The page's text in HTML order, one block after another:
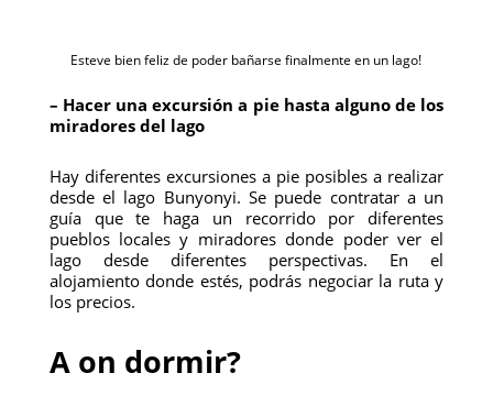
Esteve bien feliz de poder bañarse finalmente en un lago!
– Hacer una excursión a pie hasta alguno de los
miradores del lago
Hay diferentes excursiones a pie posibles a realizar
desde el lago Bunyonyi. Se puede contratar a un
guía que te haga un recorrido por diferentes
pueblos locales y miradores donde poder ver el
lago desde diferentes perspectivas. En el
alojamiento donde estés, podrás negociar la ruta y
los precios.
A on dormir?